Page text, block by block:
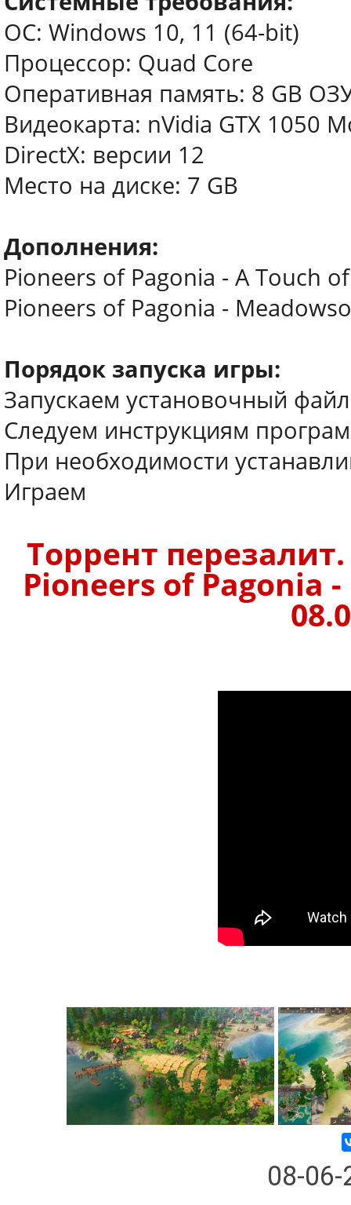
ОС: Windows 10, 11 (64-bit)
Процессор: Quad Core
Оперативная память: 8 GB
Видеокарта: nVidia GTX 1050
DirectX: версии 12
Место на диске: 7 GB
Дополнения:
Pioneers of Pagonia - A Touch
Pioneers of Pagonia -
Порядок запуска игры:
Запускаем установочный файл
Следуем инструкциям
При необходимости
Играем
Торрент
Pioneers of Pagonia
08-